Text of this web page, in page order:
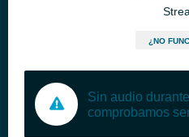
¿NO
Sin audio
comprobamos